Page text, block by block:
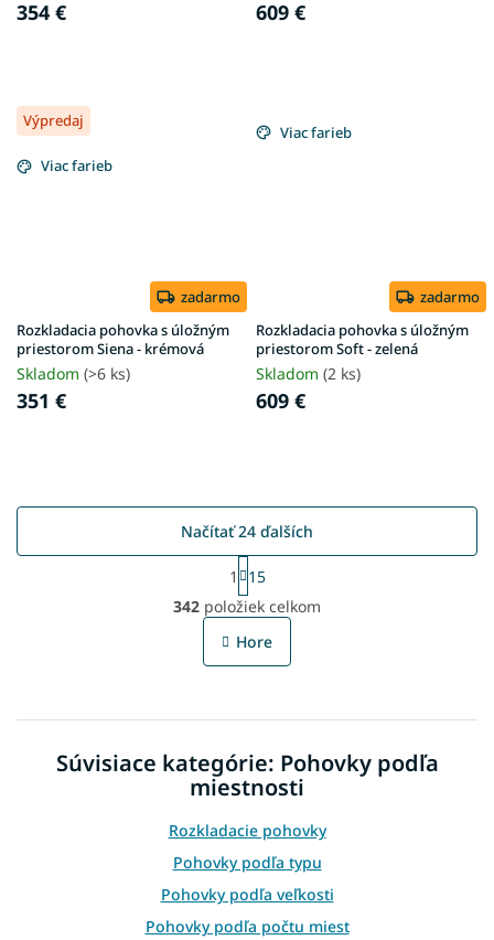
354 € 609 €
Výpredaj
Viac farieb
zadarmo
Rozkladacia pohovka s úložným
priestorom Siena - krémová
Skladom (>6 ks)
351 €
Viac farieb
zadarmo
Rozkladacia pohovka s úložným
priestorom Soft - zelená
Skladom (2 ks)
609 €
O
v
l
á
c
e
p
r
v
k
y
v
ý
p
Načítať 24 ďalších
S
t
r
á
n
a
i
e
1
15
342 položiek celkom
Hore
Súvisiace kategórie: Pohovky podľa
miestnosti
Rozkladacie pohovky
Pohovky podľa typu
Pohovky podľa veľkosti
Pohovky podľa počtu miest